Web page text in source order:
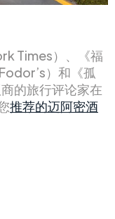
Times）、《福
）和《孤
的旅行评论家在
推荐的迈阿密酒